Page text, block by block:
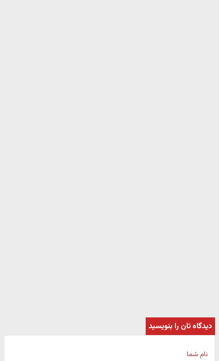
دیدگاه تان را بنویسید
نام شما